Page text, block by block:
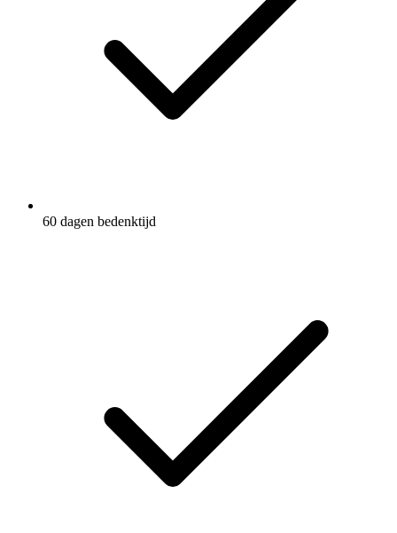
60 dagen bedenktijd